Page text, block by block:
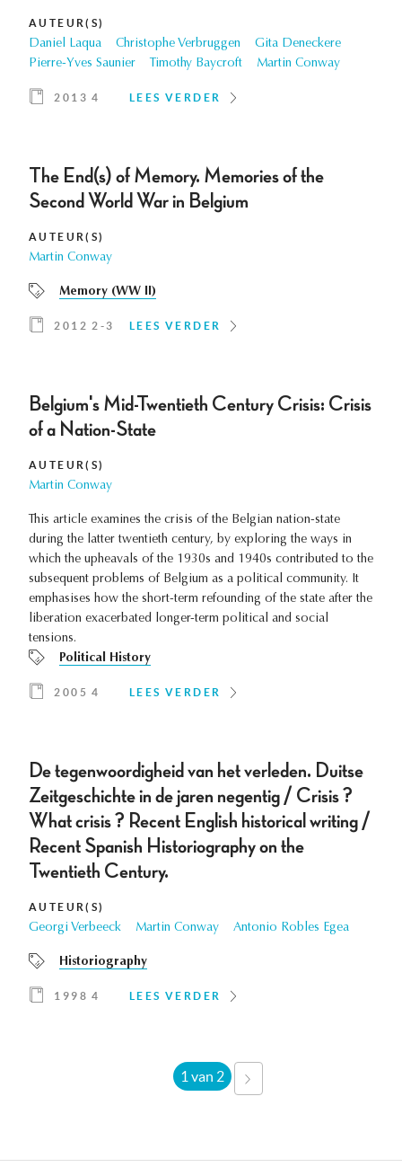
AUTEUR(S)
Daniel Laqua Christophe Verbruggen
Gita Deneckere
Pierre-Yves Saunier
Timothy Baycroft Martin Conway
2013 4 LEES VERDER
The End(s) of Memory. Memories of the
Second World War in Belgium
AUTEUR(S)
Martin Conway
Memory (WW II)
2012 2-3 LEES VERDER
Belgium's Mid-Twentieth Century Crisis: Crisis
of a Nation-State
AUTEUR(S)
Martin Conway
This article examines the crisis of the Belgian nation-state
during the latter twentieth century, by exploring the ways in
which the upheavals of the 1930s and 1940s contributed to the
subsequent problems of Belgium as a political community. It
emphasises how the short-term refounding of the state after the
liberation exacerbated longer-term political and social
tensions.
Political History
2005 4 LEES VERDER
De tegenwoordigheid van het verleden. Duitse
Zeitgeschichte in de jaren negentig / Crisis ?
What crisis ? Recent English historical writing /
Recent Spanish Historiography on the
Twentieth Century.
AUTEUR(S)
Georgi Verbeeck Martin Conway Antonio Robles Egea
Historiography
1998 4 LEES VERDER
1 van 2